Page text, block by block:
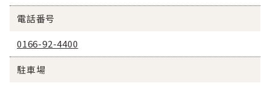
電話番号
0166-92-4400
駐車場